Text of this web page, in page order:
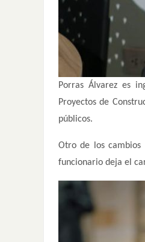
Porras Álvarez es
Proyectos de
públicos.
Otro de los cambios
funcionario deja el